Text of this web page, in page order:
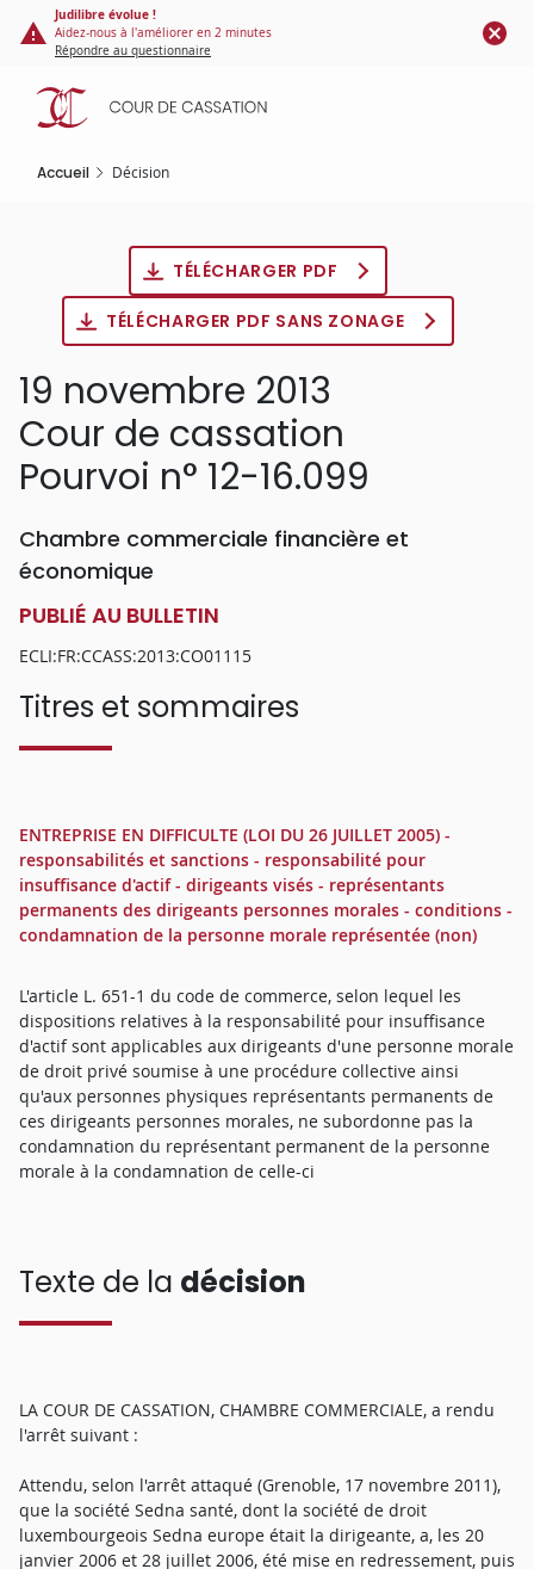
Panneau de gestion des cookies
contenu
principal
Judilibre évolue !
Aidez-nous à l'améliorer en 2 minutes
Répondre au questionnaire
Accueil Décision
TÉLÉCHARGER PDF
TÉLÉCHARGER PDF SANS ZONAGE
19 novembre 2013
Cour de cassation
Pourvoi n° 12-16.099
Chambre commerciale financière et
économique
PUBLIÉ AU BULLETIN
ECLI:FR:CCASS:2013:CO01115
Titres et sommaires
ENTREPRISE EN DIFFICULTE (LOI DU 26 JUILLET 2005) -
responsabilités et sanctions - responsabilité pour
insuffisance d'actif - dirigeants visés - représentants
permanents des dirigeants personnes morales - conditions -
condamnation de la personne morale représentée (non)
L'article L. 651-1 du code de commerce, selon lequel les
dispositions relatives à la responsabilité pour insuffisance
d'actif sont applicables aux dirigeants d'une personne morale
de droit privé soumise à une procédure collective ainsi
qu'aux personnes physiques représentants permanents de
ces dirigeants personnes morales, ne subordonne pas la
condamnation du représentant permanent de la personne
morale à la condamnation de celle-ci
Texte de la décision
LA COUR DE CASSATION, CHAMBRE COMMERCIALE, a rendu
l'arrêt suivant :
Attendu, selon l'arrêt attaqué (Grenoble, 17 novembre 2011),
que la société Sedna santé, dont la société de droit
luxembourgeois Sedna europe était la dirigeante, a, les 20
janvier 2006 et 28 juillet 2006, été mise en redressement, puis